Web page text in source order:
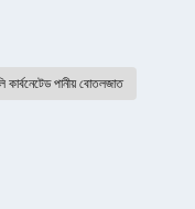
কার্বনেটেড পানীয় বোতলজাত